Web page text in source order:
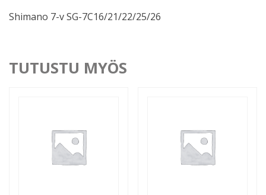
Shimano 7-v SG-7C16/21/22/25/26
TUTUSTU MYÖS